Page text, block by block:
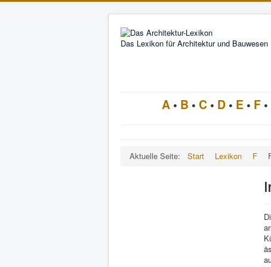
Das Lexikon für Architektur und Bauwesen
A • B • C • D • E • F •
Aktuelle Seite: Start Lexikon F